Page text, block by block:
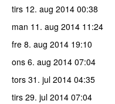
tirs 12. aug 2014 00:38
man 11. aug 2014 11:24
fre 8. aug 2014 19:10
ons 6. aug 2014 07:04
tors 31. jul 2014 04:35
tirs 29. jul 2014 07:04